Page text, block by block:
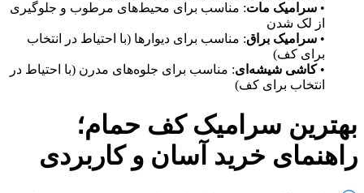
• سرامیک مات: مناسب برای محیط‌های مرطوب و جلوگیری
از لک شدن
• سرامیک براق: مناسب برای دیوارها (با احتیاط در انتخاب
برای کف)
•کاشی شیشه‌ای: مناسب برای جلوه‌های مدرن (با احتیاط در
انتخاب برای کف)
بهترین سرامیک کف حمام؛
راهنمای خرید آسان و کاربردی